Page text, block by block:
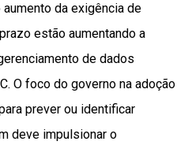
da exigência de
estão aumentando a
de dados
O foco do governo na adoção
prever ou identificar
deve impulsionar o